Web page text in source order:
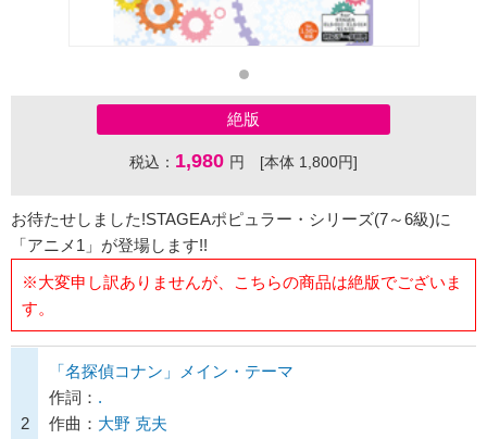
絶版
税込： 1,980 円 [本体 1,800円]
お待たせしました!STAGEAポピュラー・シリーズ(7～6級)に
「アニメ1」が登場します!!
※大変申し訳ありませんが、こちらの商品は絶版でございま
す。
2
「名探偵コナン」メイン・テーマ
作詞： .
作曲： 大野 克夫